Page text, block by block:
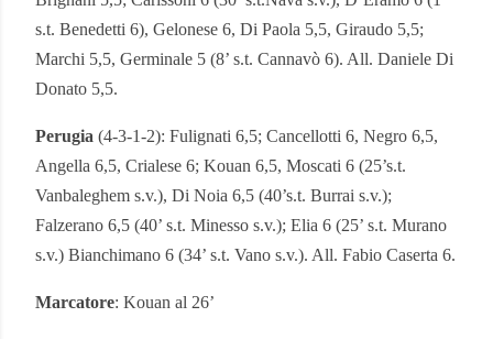
s.t. Benedetti 6), Gelonese 6, Di Paola 5,5, Giraudo 5,5;
Marchi 5,5, Germinale 5 (8’ s.t. Cannavò 6). All. Daniele Di
Donato 5,5.
Perugia (4-3-1-2): Fulignati 6,5; Cancellotti 6, Negro 6,5,
Angella 6,5, Crialese 6; Kouan 6,5, Moscati 6 (25’s.t.
Vanbaleghem s.v.), Di Noia 6,5 (40’s.t. Burrai s.v.);
Falzerano 6,5 (40’ s.t. Minesso s.v.); Elia 6 (25’ s.t. Murano
s.v.) Bianchimano 6 (34’ s.t. Vano s.v.). All. Fabio Caserta 6.
Marcatore: Kouan al 26’